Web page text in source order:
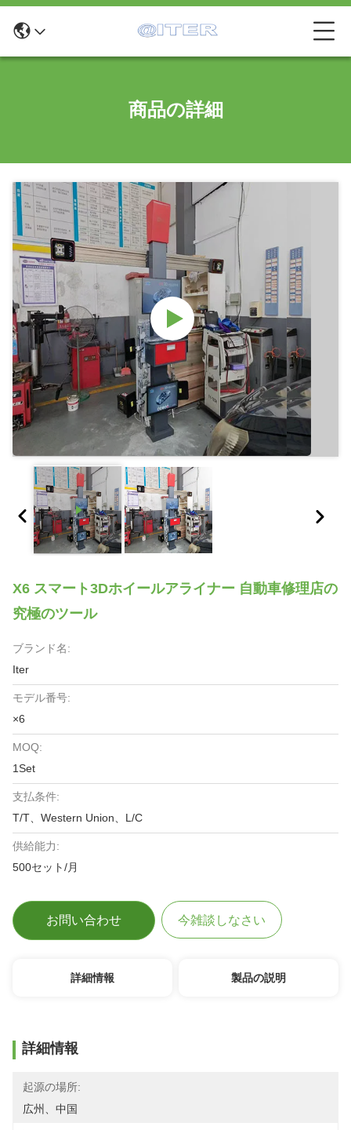
商品の詳細
X6 スマート3Dホイールアライナー 自動車修理店の
究極のツール
ブランド名:
Iter
モデル番号:
×6
MOQ:
1Set
支払条件:
T/T、Western Union、L/C
供給能力:
500セット/月
お問い合わせ 今雑談しなさい
詳細情報 製品の説明
詳細情報
起源の場所:
広州、中国